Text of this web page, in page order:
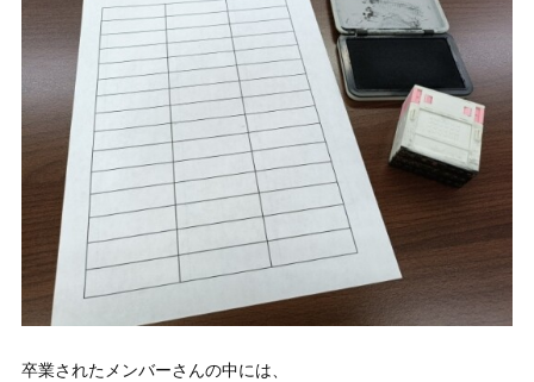
卒業されたメンバーさんの中には、